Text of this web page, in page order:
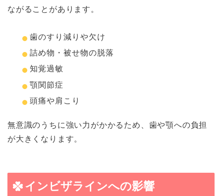
ながることがあります。
歯のすり減りや欠け
詰め物・被せ物の脱落
知覚過敏
顎関節症
頭痛や肩こり
無意識のうちに強い力がかかるため、歯や顎への負担
が大きくなります。
インビザラインへの影響